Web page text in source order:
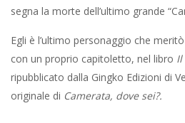
segna la morte dell’ultimo grande
Egli è l’ultimo personaggio che
con un proprio capitoletto, nel libro Il
ripubblicato dalla Gingko Edizioni di
originale di Camerata, dove sei?.